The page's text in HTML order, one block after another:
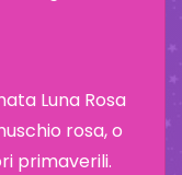
Luna Rosa
rosa, o
primaverili.